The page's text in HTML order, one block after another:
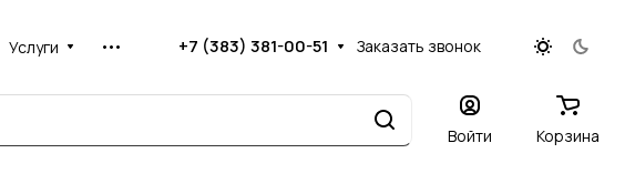
Услуги +7 (383) 381-00-51 Заказать звонок
Войти Корзина